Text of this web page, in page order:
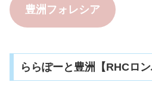
豊洲フォレシア
ららぽーと豊洲【RHCロ